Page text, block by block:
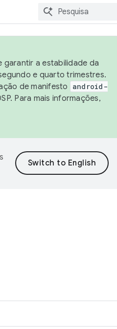
garantir a estabilidade da
e quarto trimestres.
de manifesto
android-
Para mais informações,